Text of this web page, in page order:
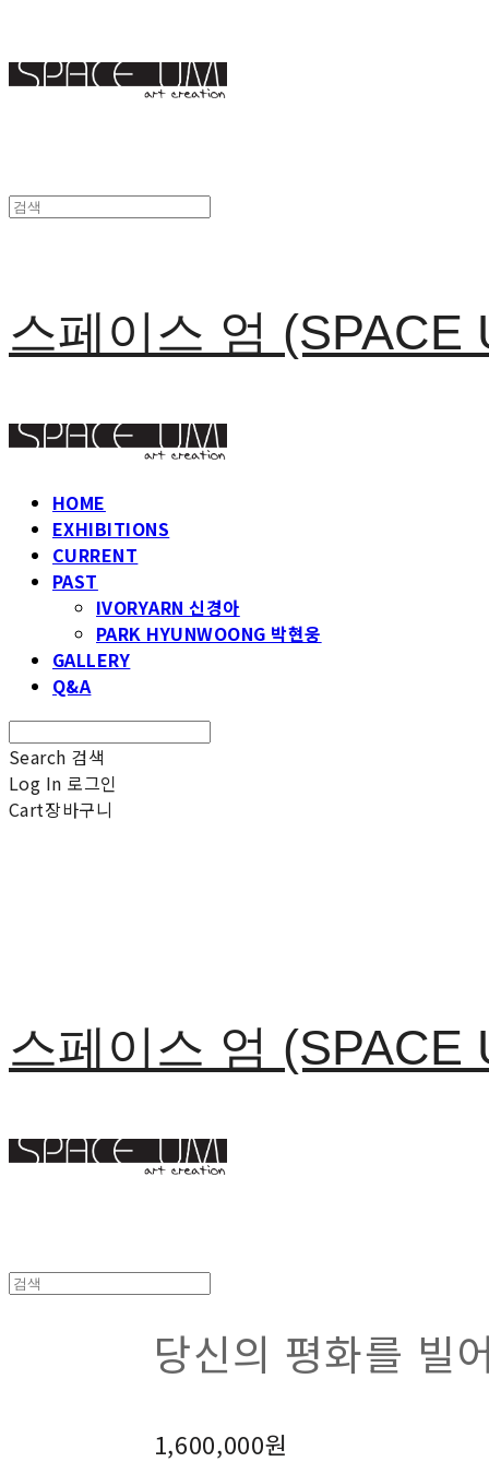
스페이스 엄 (SPACE
HOME
EXHIBITIONS
CURRENT
PAST
IVORYARN 신경아
PARK HYUNWOONG 박현웅
GALLERY
Q&A
Search 검색
Log In 로그인
Cart장바구니
스페이스 엄 (SPACE
당신의 평화를 빌
1,600,000원